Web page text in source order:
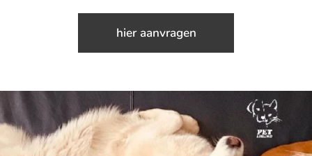
hier aanvragen